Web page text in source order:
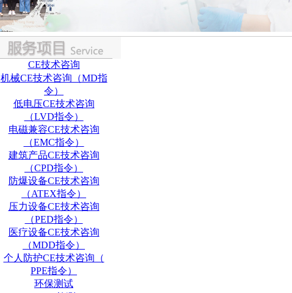
CE技术咨询
机械CE技术咨询（MD指
令）
低电压CE技术咨询
（LVD指令）
电磁兼容CE技术咨询
（EMC指令）
建筑产品CE技术咨询
（CPD指令）
防爆设备CE技术咨询
（ATEX指令）
压力设备CE技术咨询
（PED指令）
医疗设备CE技术咨询
（MDD指令）
个人防护CE技术咨询（
PPE指令）
环保测试